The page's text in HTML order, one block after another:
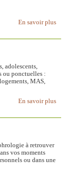
En savoir plus
adolescents,
ou ponctuelles :
MAS,
En savoir plus
à retrouver
vos moments
ou dans une